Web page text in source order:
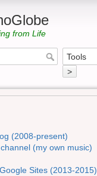
from Life
>
(2008-present)
(my own music)
Sites (2013-2015)